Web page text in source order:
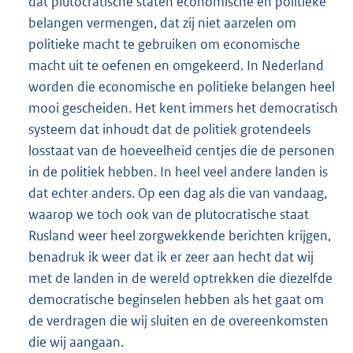
belangen vermengen, dat zij niet aarzelen om
politieke macht te gebruiken om economische
macht uit te oefenen en omgekeerd. In Nederland
worden die economische en politieke belangen heel
mooi gescheiden. Het kent immers het democratisch
systeem dat inhoudt dat de politiek grotendeels
losstaat van de hoeveelheid centjes die de personen
in de politiek hebben. In heel veel andere landen is
dat echter anders. Op een dag als die van vandaag,
waarop we toch ook van de plutocratische staat
Rusland weer heel zorgwekkende berichten krijgen,
benadruk ik weer dat ik er zeer aan hecht dat wij
met de landen in de wereld optrekken die diezelfde
democratische beginselen hebben als het gaat om
de verdragen die wij sluiten en de overeenkomsten
die wij aangaan.